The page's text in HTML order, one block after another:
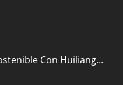
Con Huiliang...